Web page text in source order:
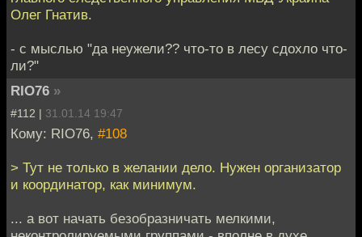
Олег Гнатив.
- с мыслью "да неужели?? что-то в лесу сдохло что-
ли?"
RIO76 »
#112 | 31.01.14 19:47
Кому: RIO76, #108
> Тут не только в желании дело. Нужен организатор
и координатор, как минимум.
... а вот начать безобразничать мелкими,